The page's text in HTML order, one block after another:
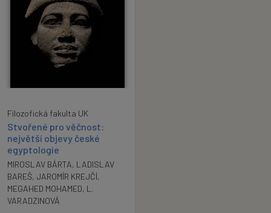
Filozofická fakulta UK
Stvořené pro věčnost:
největší objevy české
egyptologie
MIROSLAV BÁRTA, LADISLAV
BAREŠ, JAROMÍR KREJČÍ,
MEGAHED MOHAMED, L.
VARADZINOVÁ